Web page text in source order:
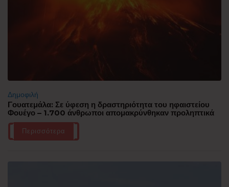
Δημοφιλή
Γουατεμάλα: Σε ύφεση η δραστηριότητα του ηφαιστείου
Φουέγο – 1.700 άνθρωποι απομακρύνθηκαν προληπτικά
Περισσότερα